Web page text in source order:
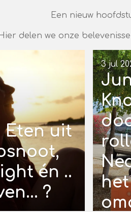
Een nieuw
Hier delen we onze
Eten uit
én ..
?
3 jul